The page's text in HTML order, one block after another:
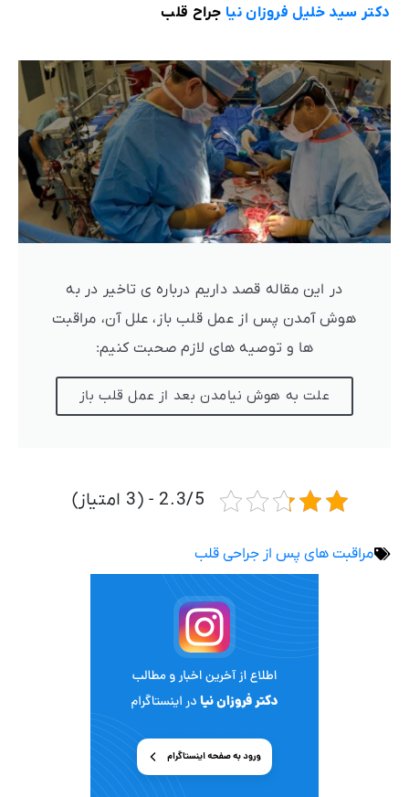
دکتر سید خلیل فروزان ‌نیا جراح قلب
در این مقاله قصد داریم درباره ی تاخیر در به
هوش آمدن پس از عمل قلب باز، علل آن، مراقبت
ها و توصیه های لازم صحبت کنیم:
علت به هوش نیامدن بعد از عمل قلب باز
2.3/5 - (3 امتیاز)
مراقبت های پس از جراحی قلب